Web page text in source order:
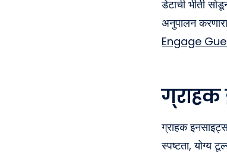
डेटाची भीती
अनुपालन
Engage
ग्राहक
ग्राहक
स्पष्टता, योग्य